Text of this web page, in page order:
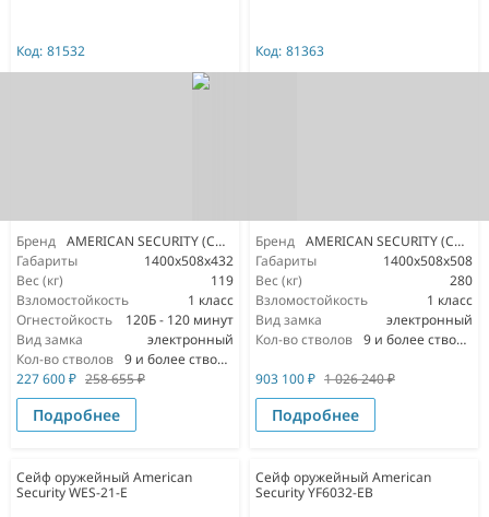
Код: 81532
Бренд
AMERICAN SECURITY (США)
Габариты
1400x508x432
Вес (кг)
119
Взломостойкость
1 класс
Огнестойкость
120Б - 120 минут
Вид замка
электронный
Кол-во стволов
9 и более стволов
227 600₽ 258 655₽
Подробнее
Код: 81363
Бренд
AMERICAN SECURITY (США)
Габариты
1400x508x508
Вес (кг)
280
Взломостойкость
1 класс
Вид замка
электронный
Кол-во стволов
9 и более стволов
903 100₽ 1 026 240₽
Подробнее
Сейф оружейный American
Security WES-21-E
Сейф оружейный American
Security YF6032-EB